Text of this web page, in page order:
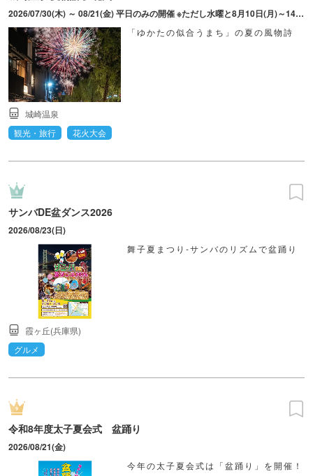
2026/07/30(木) ～ 08/21(金) 平日のみの開催 ※ただし水曜と8月10日(月)～14日(金)は除く
「ゆかたの似合うまち」の夏の風物詩
城崎温泉
観光・旅行
花火大会
サンバDE盆ダンス2026
2026/08/23(日)
舞子夏まつり-サンバのリズムで盆踊り
霞ヶ丘(兵庫県)
グルメ
令和8年度太子夏会式 盆踊り
2026/08/21(金)
今年の太子夏会式は「盆踊り」を開催！